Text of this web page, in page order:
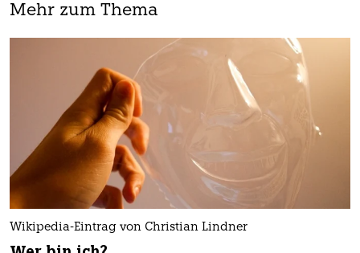
Mehr zum Thema
Wikipedia-Eintrag von Christian Lindner